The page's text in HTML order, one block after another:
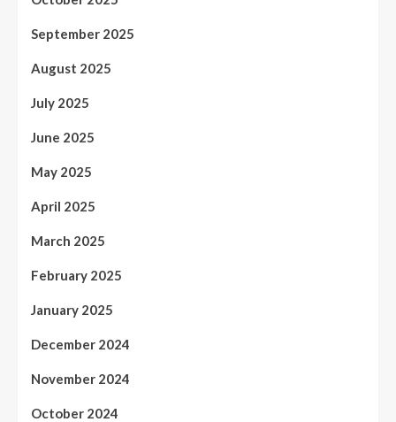
September 2025
August 2025
July 2025
June 2025
May 2025
April 2025
March 2025
February 2025
January 2025
December 2024
November 2024
October 2024